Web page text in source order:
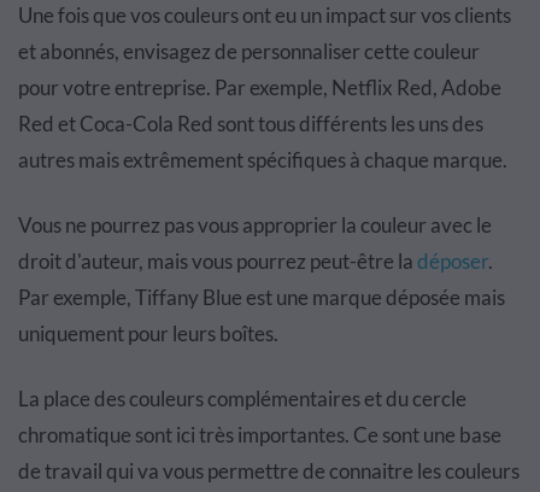
Une fois que vos couleurs ont eu un impact sur vos clients
et abonnés, envisagez de personnaliser cette couleur
pour votre entreprise. Par exemple, Netflix Red, Adobe
Red et Coca-Cola Red sont tous différents les uns des
autres mais extrêmement spécifiques à chaque marque.
Vous ne pourrez pas vous approprier la couleur avec le
droit d'auteur, mais vous pourrez peut-être ladéposer.
Par exemple, Tiffany Blue est une marque déposée mais
uniquement pour leurs boîtes.
La place des couleurs complémentaires et du cercle
chromatique sont ici très importantes. Ce sont une base
de travail qui va vous permettre de connaitre les couleurs